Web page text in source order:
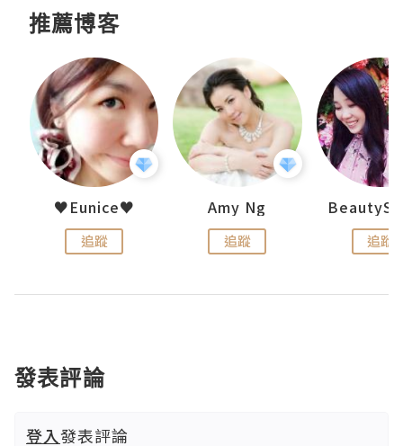
推薦博客
♥Eunice♥
追蹤
Amy Ng
追蹤 追蹤
發表評論
登入發表評論